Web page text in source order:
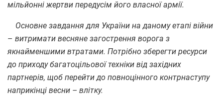
мільйонні жертви передусім його власної армії.
Основне завдання для України на даному етапі війни
– витримати весняне загострення ворога з
якнайменшими втратами. Потрібно зберегти ресурси
до приходу багатоцільової техніки від західних
партнерів, щоб перейти до повноцінного контрнаступу
наприкінці весни – влітку.